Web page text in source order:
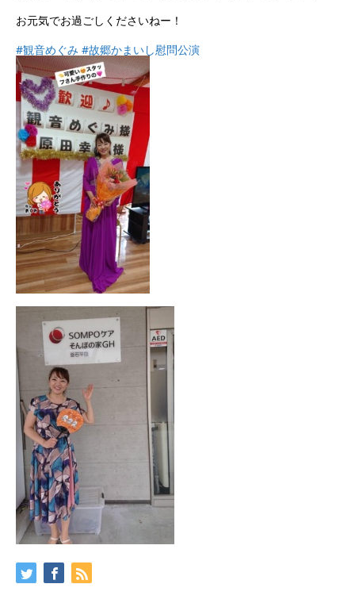
お元気でお過ごしくださいねー！
#観音めぐみ #故郷かまいし慰問公演